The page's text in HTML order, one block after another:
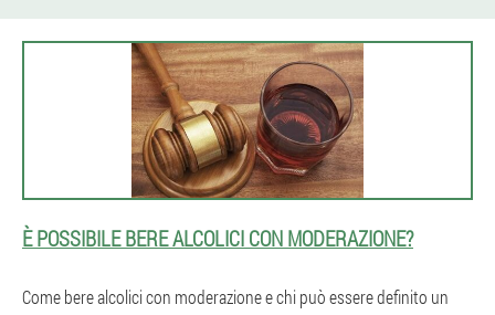
È POSSIBILE BERE ALCOLICI CON MODERAZIONE?
Come bere alcolici con moderazione e chi può essere definito un